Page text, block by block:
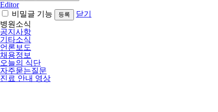
Editor
비밀글 기능
닫기
병원소식
공지사항
기타소식
언론보도
채용정보
오늘의 식단
자주묻는질문
진료 안내 영상